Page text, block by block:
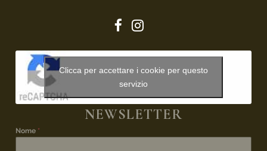
Clicca per accettare i cookie per questo
servizio
NEWSLETTER
Nome *